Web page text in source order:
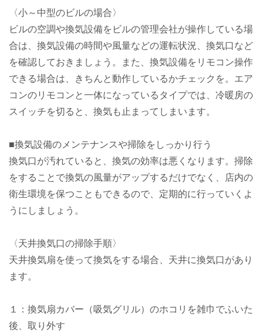
〈小～中型のビルの場合〉
ビルの空調や換気設備をビルの管理会社が操作している場
合は、換気設備の時間や風量などの運転状況、換気口など
を確認しておきましょう。また、換気設備をリモコン操作
できる場合は、きちんと動作しているかチェックを。エア
コンのリモコンと一体になっているタイプでは、冷暖房の
スイッチを切ると、換気も止まってしまいます。
■換気設備のメンテナンスや掃除をしっかり行う
換気口が汚れていると、換気の効率は悪くなります。掃除
をすることで換気の風量がアップするだけでなく、店内の
衛生環境を保つこともできるので、定期的に行っていくよ
うにしましょう。
〈天井換気口の掃除手順〉
天井換気扇を使って換気をする場合、天井に換気口があり
ます。
１：換気扇カバー（吸気グリル）のホコリを雑巾でふいた
後、取り外す